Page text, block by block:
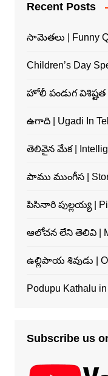
Recent Posts
సామెతలు | Funny
Children’s Day
హోలీ పండుగ విశిష్టత |
ఉగాది | Ugadi In
తెలివైన మేక |
పాము ముంగీస |
పిసినారి పుల్లయ్య |
ఆలోచన లేని తెలివి |
ఉల్లిపాయ శివుడు |
Podupu Kathalu
Subscribe us